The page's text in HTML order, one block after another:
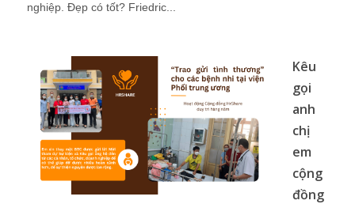
nghiệp. Đẹp có tốt? Friedric...
Kêu
gọi
anh
chị
em
cộng
đồng